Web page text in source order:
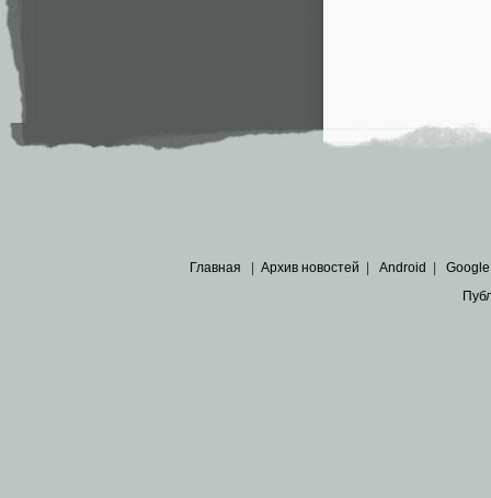
Главная Архив новостей Android Google